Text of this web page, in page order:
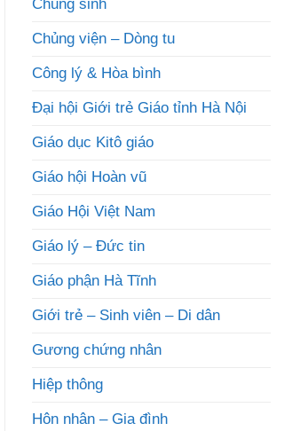
Chủng sinh
Chủng viện – Dòng tu
Công lý & Hòa bình
Đại hội Giới trẻ Giáo tỉnh Hà Nội
Giáo dục Kitô giáo
Giáo hội Hoàn vũ
Giáo Hội Việt Nam
Giáo lý – Đức tin
Giáo phận Hà Tĩnh
Giới trẻ – Sinh viên – Di dân
Gương chứng nhân
Hiệp thông
Hôn nhân – Gia đình